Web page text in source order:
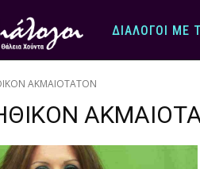
ΔΙΆΛΟΓΟΙ ΜΕ
ΑΚΜΑΙΟΤΑΤΟΝ